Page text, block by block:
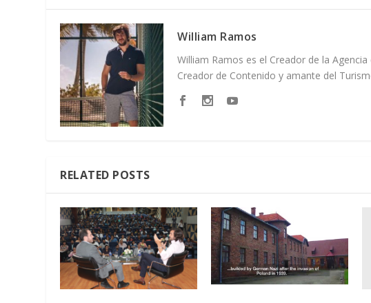
William Ramos
William Ramos es el Creador de la
Creador de Contenido y amante del
RELATED POSTS